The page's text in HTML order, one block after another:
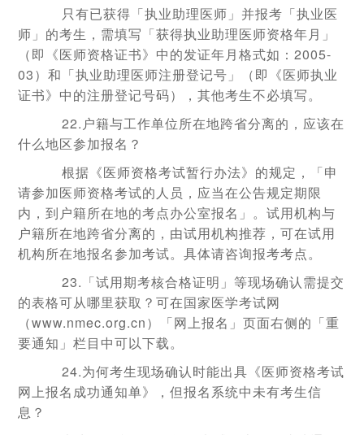
只有已获得「执业助理医师」并报考「执业医
师」的考生，需填写「获得执业助理医师资格年月」
（即《医师资格证书》中的发证年月格式如：2005-
03）和「执业助理医师注册登记号」（即《医师执业
证书》中的注册登记号码），其他考生不必填写。
22.户籍与工作单位所在地跨省分离的，应该在
什么地区参加报名？
根据《医师资格考试暂行办法》的规定，「申
请参加医师资格考试的人员，应当在公告规定期限
内，到户籍所在地的考点办公室报名」。试用机构与
户籍所在地跨省分离的，由试用机构推荐，可在试用
机构所在地报名参加考试。具体请咨询报考考点。
23.「试用期考核合格证明」等现场确认需提交
的表格可从哪里获取？可在国家医学考试网
（www.nmec.org.cn）「网上报名」页面右侧的「重
要通知」栏目中可以下载。
24.为何考生现场确认时能出具《医师资格考试
网上报名成功通知单》，但报名系统中未有考生信
息？